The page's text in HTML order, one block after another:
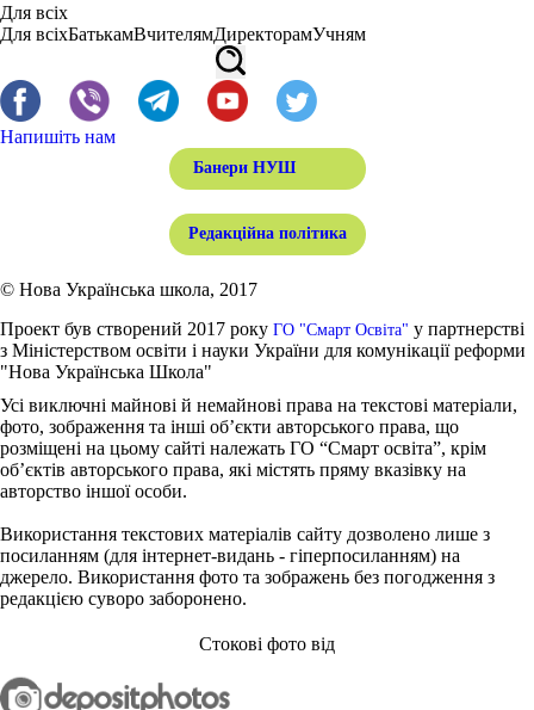
Для всіх
Для всіхБатькамВчителямДиректорамУчням
Напишіть нам
Банери НУШ
Редакційна політика
© Нова Українська школа, 2017
Проект був створений 2017 року ГО "Смарт Освіта" у партнерстві
з Міністерством освіти і науки України для комунікації реформи
"Нова Українська Школа"
Усі виключні майнові й немайнові права на текстові матеріали,
фото, зображення та інші об’єкти авторського права, що
розміщені на цьому сайті належать ГО “Смарт освіта”, крім
об’єктів авторського права, які містять пряму вказівку на
авторство іншої особи.
Використання текстових матеріалів сайту дозволено лише з
посиланням (для інтернет-видань - гіперпосиланням) на
джерело. Використання фото та зображень без погодження з
редакцією суворо заборонено.
Стокові фото від